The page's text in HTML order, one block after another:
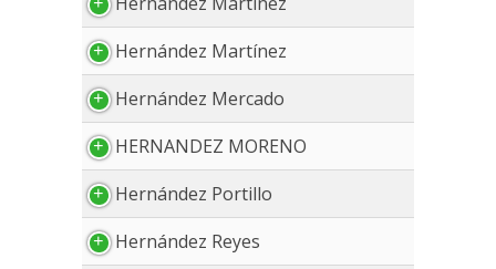
Hernández Martínez
Hernández Mercado
HERNANDEZ MORENO
Hernández Portillo
Hernández Reyes